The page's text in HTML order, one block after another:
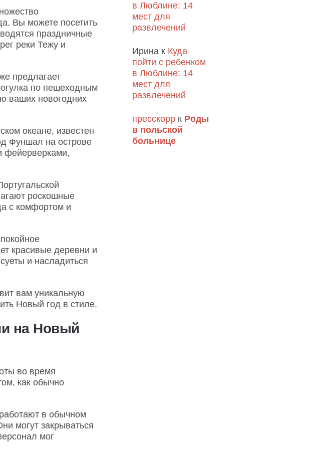
Вы можете посетить
праздничные
реки Тежу и
предлагает
по пешеходным
ваших новогодних
океане, известен
Фуншал на острове
фейерверками,
роскошные
с комфортом и
красивые деревни и
и насладиться
вам уникальную
Новый год в стиле.
на Новый
во время
как обычно
в обычном
могут закрываться
мог
в Люблине: 14
мест для
развлечений
Иринак Куда
пойти с ребенком
в Люблине: 14
мест для
развлечений
пресскоррк Роды
в польской
больнице